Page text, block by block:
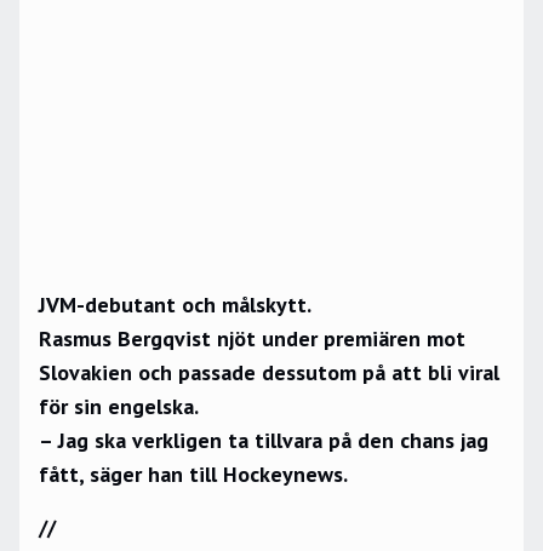
JVM-debutant och målskytt.
Rasmus Bergqvist njöt under premiären mot
Slovakien och passade dessutom på att bli viral
för sin engelska.
– Jag ska verkligen ta tillvara på den chans jag
fått, säger han till Hockeynews.
//